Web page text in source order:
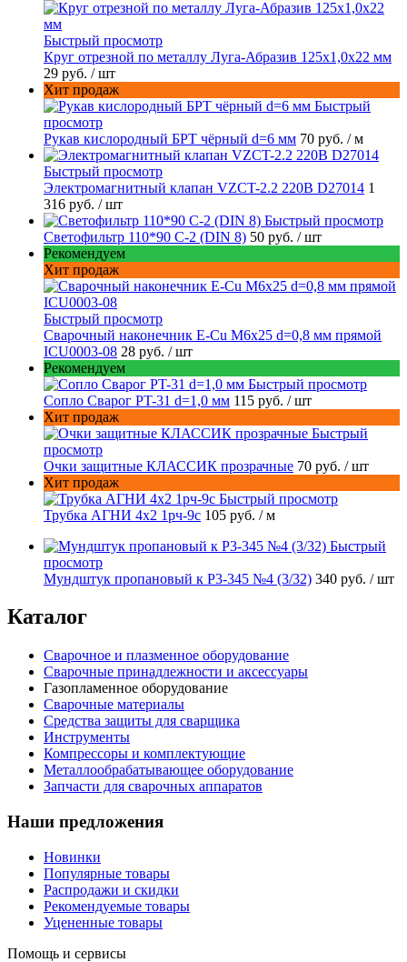
Быстрый просмотр
Круг отрезной по металлу Луга-Абразив 125x1,0x22 мм
29 руб. / шт
Хит продаж
Быстрый
просмотр
Рукав кислородный БРТ чёрный d=6 мм 70 руб. / м
Быстрый просмотр
Электромагнитный клапан VZCT-2.2 220В D27014 1
316 руб. / шт
Быстрый просмотр
Светофильтр 110*90 С-2 (DIN 8) 50 руб. / шт
Рекомендуем
Хит продаж
Быстрый просмотр
Сварочный наконечник E-Cu M6x25 d=0,8 мм прямой
ICU0003-08 28 руб. / шт
Рекомендуем
Быстрый просмотр
Сопло Сварог PT-31 d=1,0 мм 115 руб. / шт
Хит продаж
Быстрый
просмотр
Очки защитные КЛАССИК прозрачные 70 руб. / шт
Хит продаж
Быстрый просмотр
Трубка АГНИ 4х2 1рч-9с 105 руб. / м
Быстрый
просмотр
Мундштук пропановый к Р3-345 №4 (3/32) 340 руб. / шт
Каталог
Сварочное и плазменное оборудование
Сварочные принадлежности и аксессуары
Газопламенное оборудование
Сварочные материалы
Средства защиты для сварщика
Инструменты
Компрессоры и комплектующие
Металлообрабатывающее оборудование
Запчасти для сварочных аппаратов
Наши предложения
Новинки
Популярные товары
Распродажи и скидки
Рекомендуемые товары
Уцененные товары
Помощь и сервисы